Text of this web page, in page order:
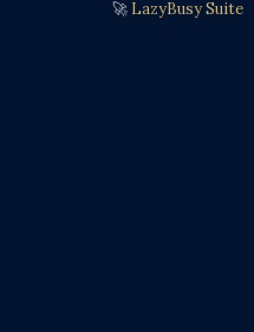
🚀 LazyBusy Suite